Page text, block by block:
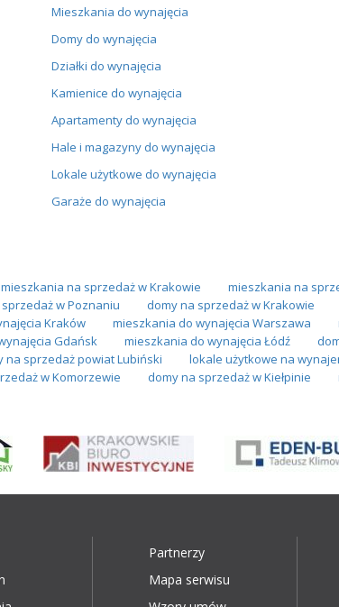
Mieszkania do wynajęcia
Domy do wynajęcia
Działki do wynajęcia
Kamienice do wynajęcia
Apartamenty do wynajęcia
Hale i magazyny do wynajęcia
Lokale użytkowe do wynajęcia
Garaże do wynajęcia
mieszkania na sprzedaż w Krakowie mieszkania na
w Poznaniu domy na sprzedaż w Krakowie
Kraków mieszkania do wynajęcia Warszawa
Gdańsk mieszkania do wynajęcia Łódź
na sprzedaż powiat Lubiński lokale użytkowe na
w Komorzewie
domy na sprzedaż w Kiełpinie
Partnerzy
Mapa serwisu